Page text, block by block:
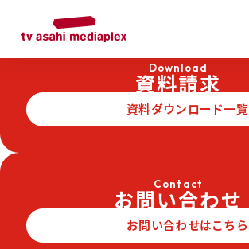
Download
資料請求
資料ダウンロード一覧
Contact
お問い合わせ
お問い合わせはこちら